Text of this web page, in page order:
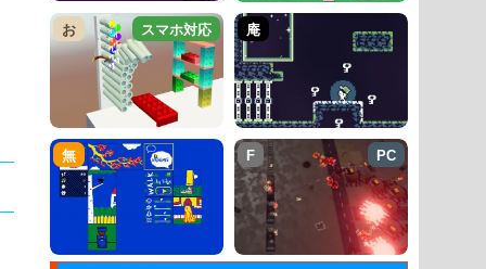
お スマホ対応 庵
無 F PC